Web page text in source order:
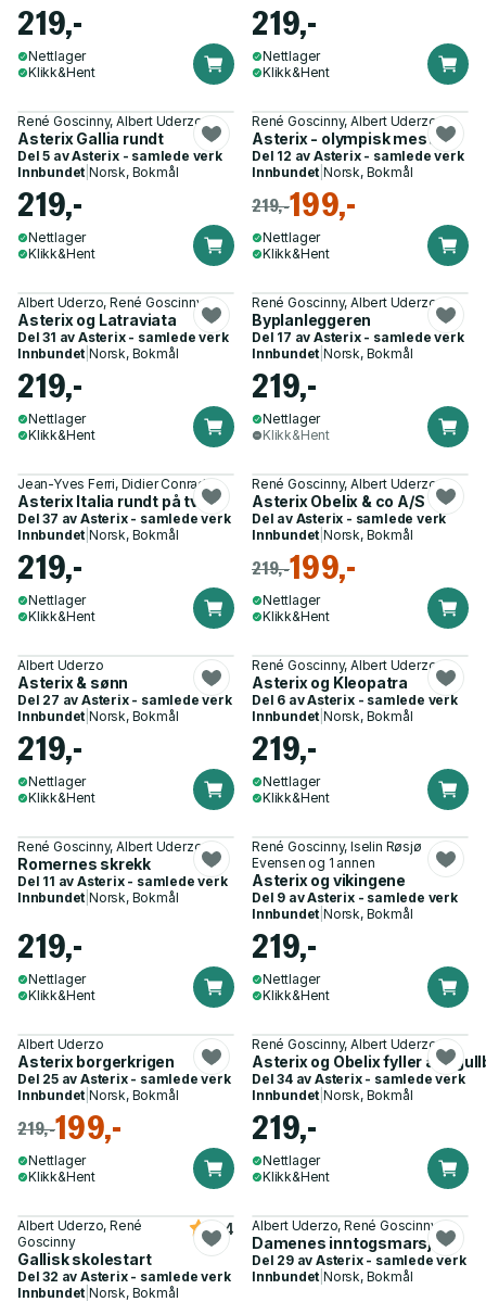
219,-
Nettlager
Klikk&Hent
219,-
Nettlager
Klikk&Hent
René Goscinny, Albert Uderzo
Asterix Gallia rundt
Del 5 avAsterix - samlede verk
Innbundet |Norsk, Bokmål
219,-
Nettlager
Klikk&Hent
René Goscinny, Albert Uderzo
Asterix - olympisk mester
Del 12 av Asterix - samlede verk
Innbundet |Norsk, Bokmål
219,-199,-
Nettlager
Klikk&Hent
Albert Uderzo, René Goscinny
Asterix og Latraviata
Del 31 av Asterix - samlede verk
Innbundet |Norsk, Bokmål
219,-
Nettlager
Klikk&Hent
René Goscinny, Albert Uderzo
Byplanleggeren
Del 17 av Asterix - samlede verk
Innbundet |Norsk, Bokmål
219,-
Nettlager
Klikk&Hent
Jean-Yves Ferri, Didier Conrad
Asterix Italia rundt på tvers
Del 37 av Asterix - samlede verk
Innbundet |Norsk, Bokmål
219,-
Nettlager
Klikk&Hent
René Goscinny, Albert Uderzo
Asterix Obelix & co A/S
Del av Asterix - samlede verk
Innbundet |Norsk, Bokmål
219,-199,-
Nettlager
Klikk&Hent
Albert Uderzo
Asterix & sønn
Del 27 av Asterix - samlede verk
Innbundet |Norsk, Bokmål
219,-
Nettlager
Klikk&Hent
René Goscinny, Albert Uderzo
Asterix og Kleopatra
Del 6 avAsterix - samlede verk
Innbundet |Norsk, Bokmål
219,-
Nettlager
Klikk&Hent
René Goscinny, Albert Uderzo
Romernes skrekk
Del 11 av Asterix - samlede verk
Innbundet |Norsk, Bokmål
219,-
Nettlager
Klikk&Hent
René Goscinny, Iselin Røsjø
Evensen og 1 annen
Asterix og vikingene
Del 9 avAsterix - samlede verk
Innbundet |Norsk, Bokmål
219,-
Nettlager
Klikk&Hent
Albert Uderzo
Asterix borgerkrigen
Del 25 av Asterix - samlede verk
Innbundet |Norsk, Bokmål
219,-199,-
Nettlager
Klikk&Hent
René Goscinny, Albert Uderzo
Asterix og Obelix fyller år -
Del 34 av Asterix - samlede verk
Innbundet |Norsk, Bokmål
219,-
Nettlager
Klikk&Hent
Albert Uderzo, René
Goscinny
Gallisk skolestart
4.4
Del 32 av Asterix - samlede verk
Innbundet |Norsk, Bokmål
Albert Uderzo, René Goscinny
Damenes inntogsmarsj
Del 29 av Asterix - samlede verk
Innbundet |Norsk, Bokmål